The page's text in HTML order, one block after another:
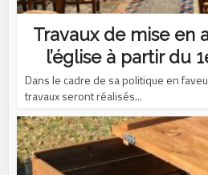
Travaux de mise en
l’église à partir du
Dans le cadre de sa politique en
travaux seront réalisés...